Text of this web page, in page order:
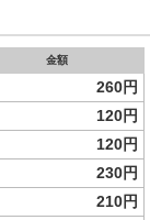
金額
260円
120円
120円
230円
210円